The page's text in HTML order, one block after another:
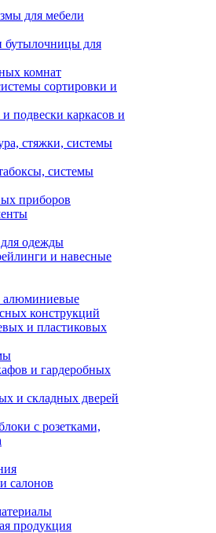
для мебели
бутылочницы для
комнат
сортировки и
подвески каркасов и
стяжки, системы
системы
приборов
одежды
и навесные
алюминиевые
конструкций
и пластиковых
и гардеробных
и складных дверей
с розетками,
салонов
продукция